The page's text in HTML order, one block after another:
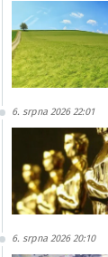
6. srpna 2026 22:01
6. srpna 2026 20:10